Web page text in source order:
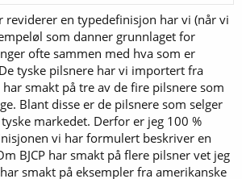
reviderer en typedefinisjon har vi (når vi
som danner grunnlaget for
ofte sammen med hva som er
tyske pilsnere har vi importert fra
smakt på tre av de fire pilsnere som
Blant disse er de pilsnere som selger
markedet. Derfor er jeg 100 %
vi har formulert beskriver en
BJCP har smakt på flere pilsner vet jeg
smakt på eksempler fra amerikanske